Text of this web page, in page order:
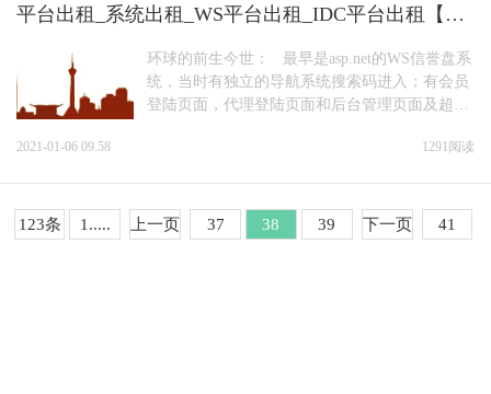
平台出租_系统出租_WS平台出租_IDC平台出租【信
环球的前生今世： 最早是asp.net的WS信誉盘系
统，当时有独立的导航系统搜索码进入；有会员
登陆页面，代理登陆页面和后台管理页面及超级
2021-01-06 09.58 1291阅读
123条 1..... 上一页 37 38 39 下一页 41